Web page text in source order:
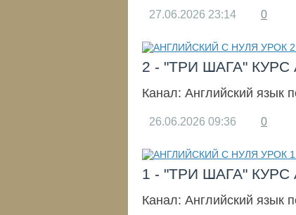
27.06.2026 23:14 0
2 - "ТРИ ШАГА"
Канал: Английский язык
26.06.2026 09:36 0
1 - "ТРИ ШАГА"
Канал: Английский язык